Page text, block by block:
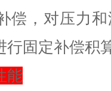
偿，对压力
行固定补偿积
能